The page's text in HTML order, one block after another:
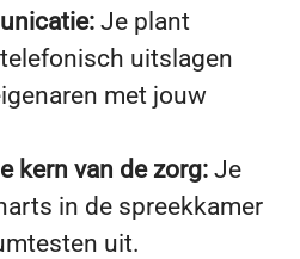
Je plant
uitslagen
met jouw
kern van de zorg: Je
in de spreekkamer
uit.